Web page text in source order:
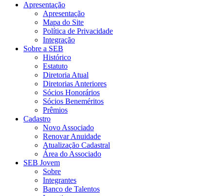
Apresentação
Apresentação
Mapa do Site
Política de Privacidade
Integração
Sobre a SEB
Histórico
Estatuto
Diretoria Atual
Diretorias Anteriores
Sócios Honorários
Sócios Beneméritos
Prêmios
Cadastro
Novo Associado
Renovar Anuidade
Atualização Cadastral
Área do Associado
SEB Jovem
Sobre
Integrantes
Banco de Talentos